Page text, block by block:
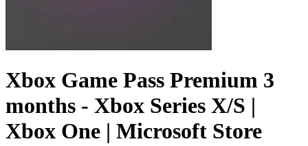
Xbox Game Pass Premium 3
months - Xbox Series X/S |
Xbox One | Microsoft Store